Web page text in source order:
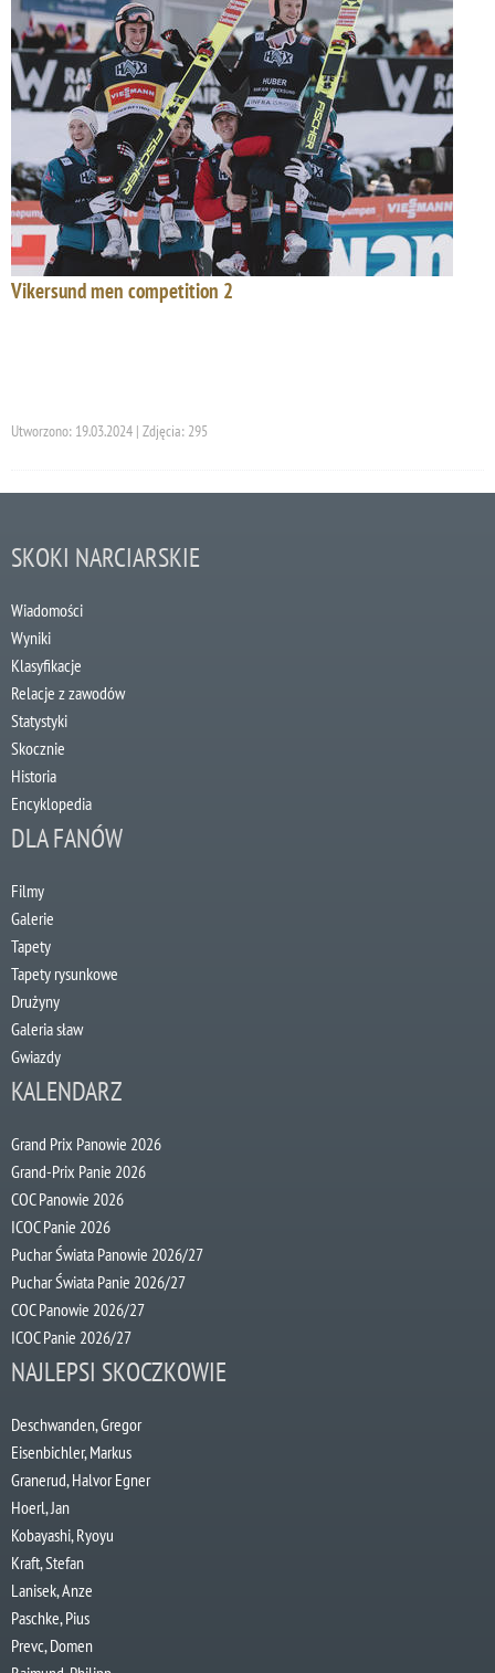
Vikersund men competition 2
Utworzono: 19.03.2024 | Zdjęcia: 295
SKOKI NARCIARSKIE
Wiadomości
Wyniki
Klasyfikacje
Relacje z zawodów
Statystyki
Skocznie
Historia
Encyklopedia
DLA FANÓW
Filmy
Galerie
Tapety
Tapety rysunkowe
Drużyny
Galeria sław
Gwiazdy
KALENDARZ
Grand Prix Panowie 2026
Grand-Prix Panie 2026
COC Panowie 2026
ICOC Panie 2026
Puchar Świata Panowie 2026/27
Puchar Świata Panie 2026/27
COC Panowie 2026/27
ICOC Panie 2026/27
NAJLEPSI SKOCZKOWIE
Deschwanden, Gregor
Eisenbichler, Markus
Granerud, Halvor Egner
Hoerl, Jan
Kobayashi, Ryoyu
Kraft, Stefan
Lanisek, Anze
Paschke, Pius
Prevc, Domen